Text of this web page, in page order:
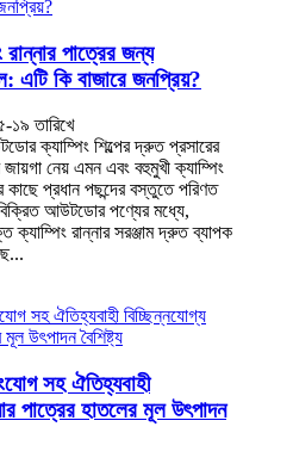
পাত্রের জন্য
এটি কি বাজারে জনপ্রিয়?
তারিখে
ক্যাম্পিং শিল্পের দ্রুত প্রসারের
নেয় এমন এবং বহুমুখী ক্যাম্পিং
প্রধান পছন্দের বস্তুতে পরিণত
আউটডোর পণ্যের মধ্যে,
ক্যাম্পিং রান্নার সরঞ্জাম দ্রুত ব্যাপক
সহ ঐতিহ্যবাহী
পাত্রের হাতলের মূল উৎপাদন